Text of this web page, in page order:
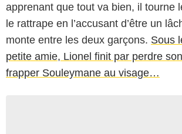
apprenant que tout va bien, il tourne
le rattrape en l’accusant d’être un
monte entre les deux garçons. Sous
petite amie, Lionel finit par perdre
frapper Souleymane au visage…